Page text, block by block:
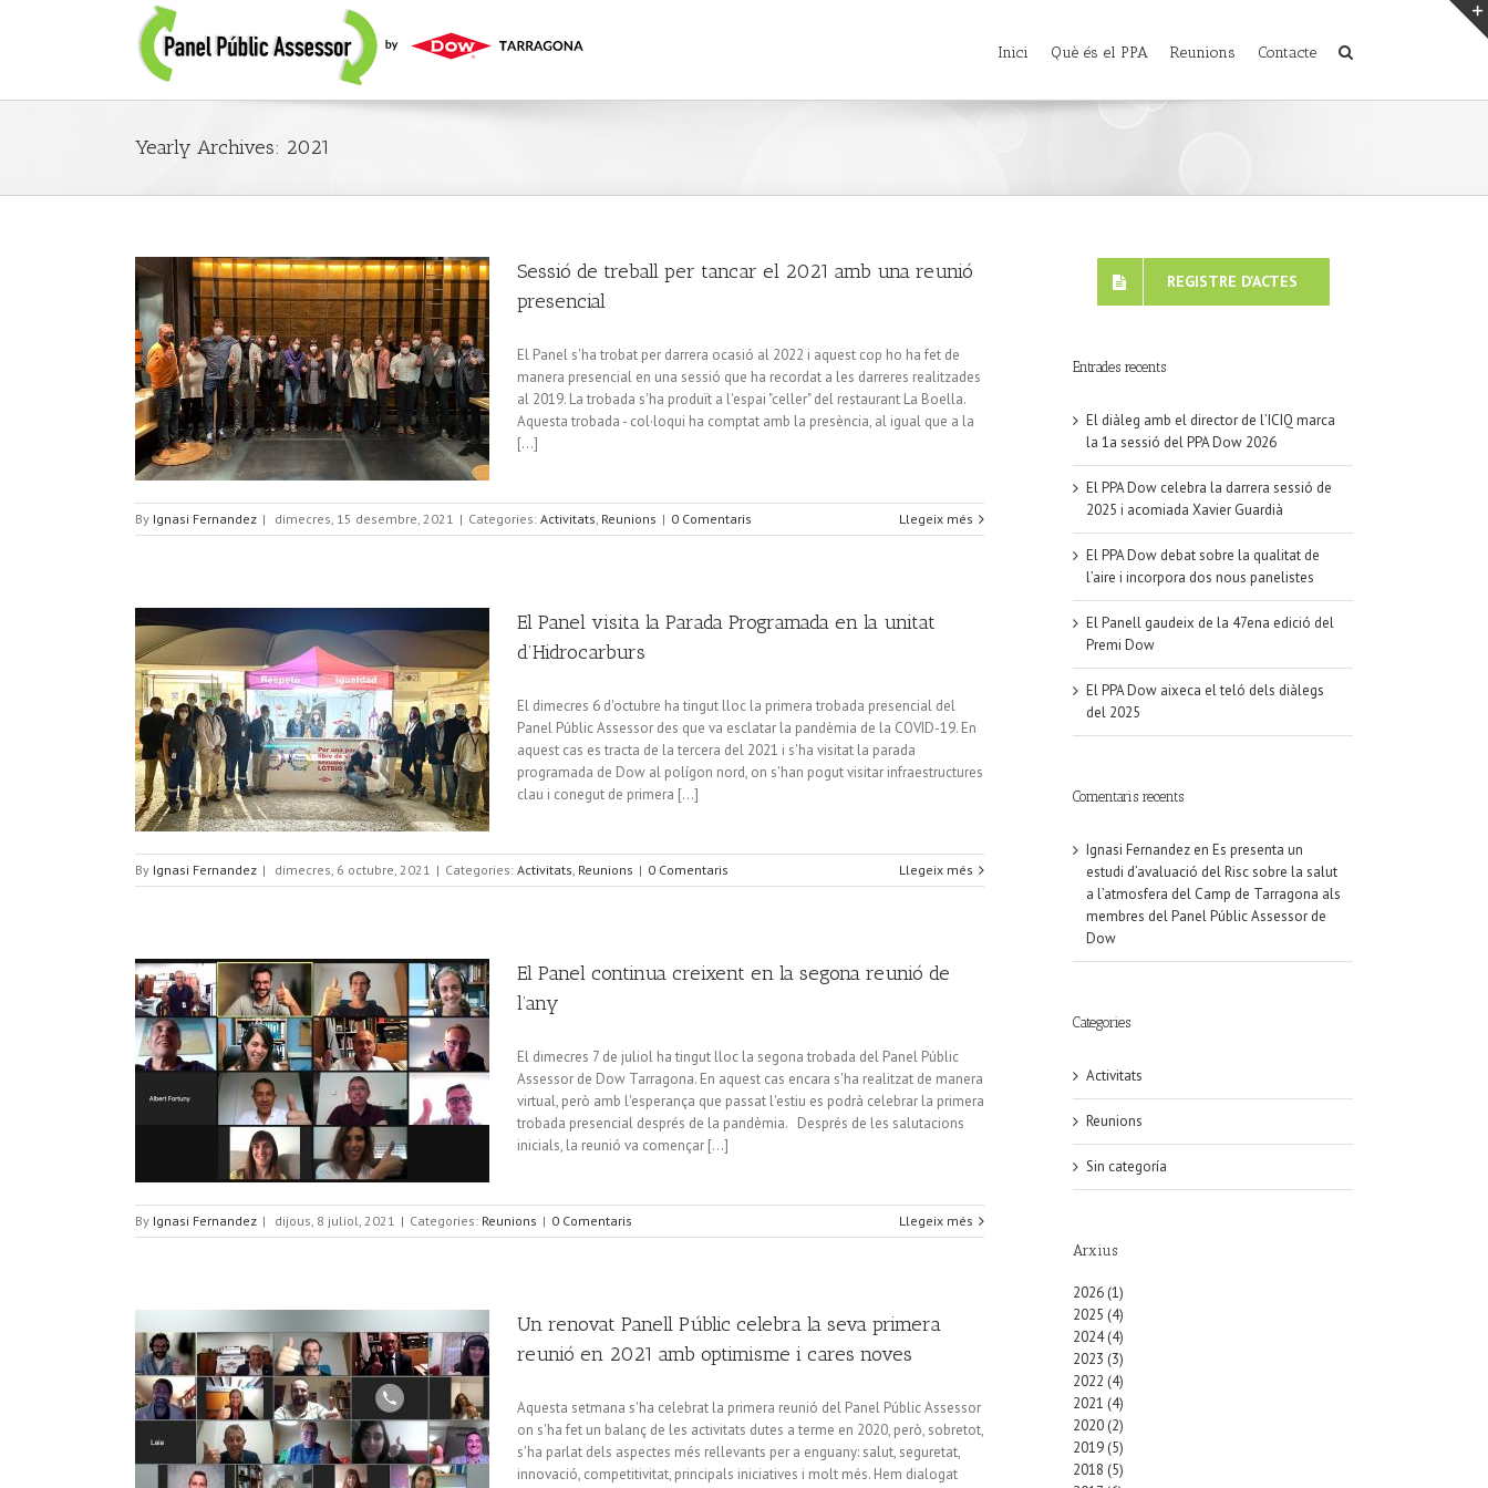
Inici Què és el PPA Reunions Contacte
Yearly Archives: 2021
Sessió de treball per tancar el 2021 amb una reunió
presencial
El Panel s'ha trobat per darrera ocasió al 2022 i aquest cop ho ha fet de
manera presencial en una sessió que ha recordat a les darreres realitzades
al 2019. La trobada s'ha produït a l'espai "celler" del restaurant La Boella.
Aquesta trobada - col·loqui ha comptat amb la presència, al igual que a la
[...]
By Ignasi Fernandez | dimecres, 15 desembre, 2021 | Categories: Activitats, Reunions | 0 Comentaris Llegeix més
El Panel visita la Parada Programada en la unitat
d’Hidrocarburs
El dimecres 6 d'octubre ha tingut lloc la primera trobada presencial del
Panel Públic Assessor des que va esclatar la pandèmia de la COVID-19. En
aquest cas es tracta de la tercera del 2021 i s'ha visitat la parada
programada de Dow al polígon nord, on s'han pogut visitar infraestructures
clau i conegut de primera [...]
By Ignasi Fernandez | dimecres, 6 octubre, 2021 | Categories: Activitats, Reunions | 0 Comentaris Llegeix més
El Panel continua creixent en la segona reunió de
l’any
El dimecres 7 de juliol ha tingut lloc la segona trobada del Panel Públic
Assessor de Dow Tarragona. En aquest cas encara s'ha realitzat de manera
virtual, però amb l'esperança que passat l'estiu es podrà celebrar la primera
trobada presencial després de la pandèmia. Després de les salutacions
inicials, la reunió va començar [...]
By Ignasi Fernandez | dijous, 8 juliol, 2021 | Categories: Reunions | 0 Comentaris Llegeix més
Un renovat Panell Públic celebra la seva primera
reunió en 2021 amb optimisme i cares noves
Aquesta setmana s'ha celebrat la primera reunió del Panel Públic Assessor
on s'ha fet un balanç de les activitats dutes a terme en 2020, però, sobretot,
s'ha parlat dels aspectes més rellevants per a enguany: salut, seguretat,
innovació, competitivitat, principals iniciatives i molt més. Hem dialogat
REGISTRE D'ACTES
Entrades recents
El diàleg amb el director de l’ICIQ marca
la 1a sessió del PPA Dow 2026
El PPA Dow celebra la darrera sessió de
2025 i acomiada Xavier Guardià
El PPA Dow debat sobre la qualitat de
l’aire i incorpora dos nous panelistes
El Panell gaudeix de la 47ena edició del
Premi Dow
El PPA Dow aixeca el teló dels diàlegs
del 2025
Comentaris recents
Ignasi Fernandez en Es presenta un
estudi d’avaluació del Risc sobre la salut
a l’atmosfera del Camp de Tarragona als
membres del Panel Públic Assessor de
Dow
Categories
Activitats
Reunions
Sin categoría
Arxius
2026 (1)
2025 (4)
2024 (4)
2023 (3)
2022 (4)
2021 (4)
2020 (2)
2019 (5)
2018 (5)